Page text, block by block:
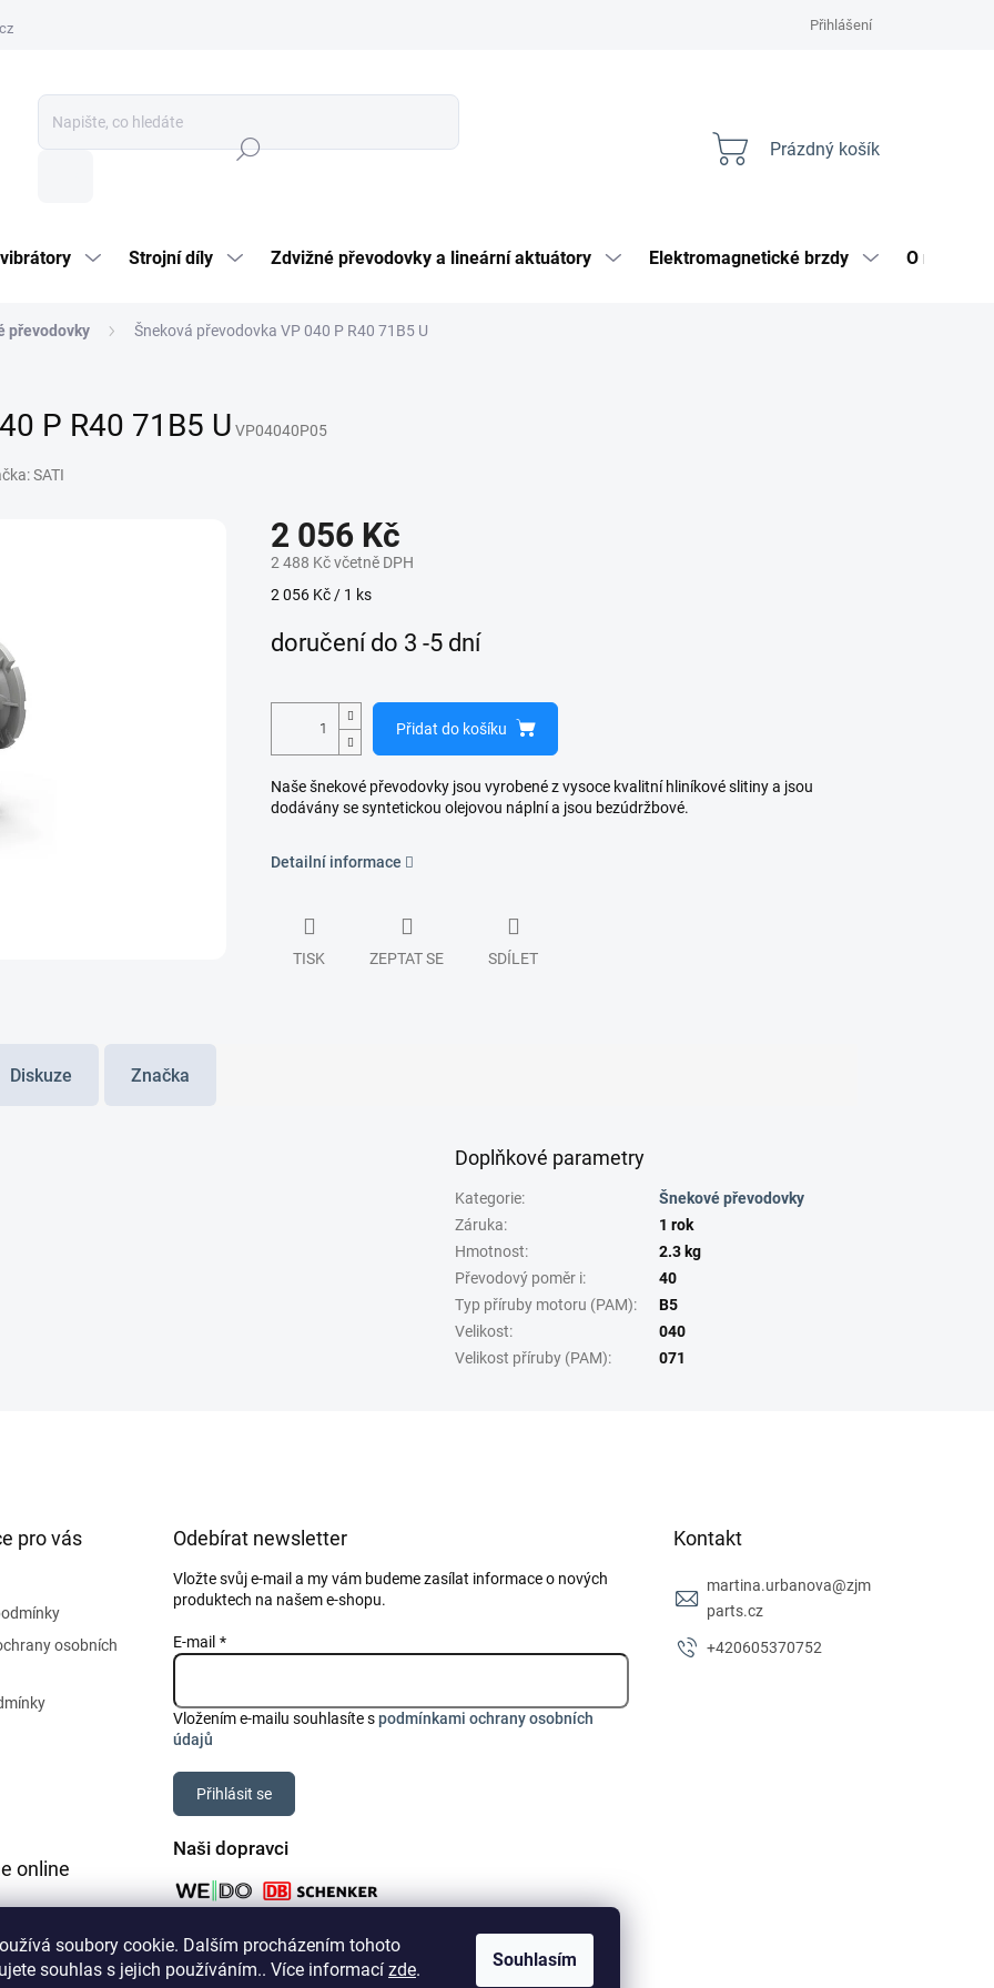
soubory cookie. Dalším procházením tohoto
souhlas s jejich používáním.. Více informací zde. Souhlasím
Přihlášení
Nákupní
Prázdný košík
Strojní díly Zdvižné převodovky a lineární aktuátory Elektromagnetické brzdy O nás
převodovky Šneková převodovka VP 040 P R40 71B5 U
P R40 71B5 U VP04040P05
SATI
2 056 Kč
2 488 Kč včetně DPH
Měrná
2 056 Kč / 1 ks
doručení do 3 -5 dní
Přidat do košíku
Naše šnekové převodovky jsou vyrobené z vysoce kvalitní hliníkové slitiny a jsou
dodávány se syntetickou olejovou náplní a jsou bezúdržbové.
Detailní informace
TISK ZEPTAT SE SDÍLET
Diskuze Značka
Doplňkové parametry
Kategorie:
Šnekové převodovky
Záruka:
1 rok
Hmotnost:
2.3 kg
Převodový poměr i:
40
Typ příruby motoru (PAM):
B5
Velikost:
040
Velikost příruby (PAM): 071
pro vás
osobních
Odebírat newsletter
Vložte svůj e-mail a my vám budeme zasílat informace o nových
produktech na našem e-shopu.
E-mail
Vložením e-mailu souhlasíte spodmínkami ochrany osobních
údajů
Přihlásit se
Kontakt
martina.urbanova@zjm
parts.cz
+420605370752
online
Naši dopravci